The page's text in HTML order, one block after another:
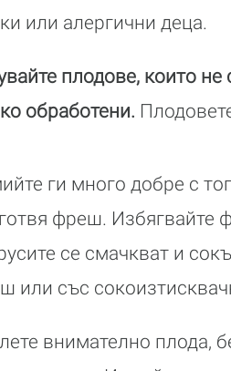
или алергични деца.
плодове, които
обработени.
ги много добре с
фреш. Избягвайте
се смачкват и
или със
внимателно плода,